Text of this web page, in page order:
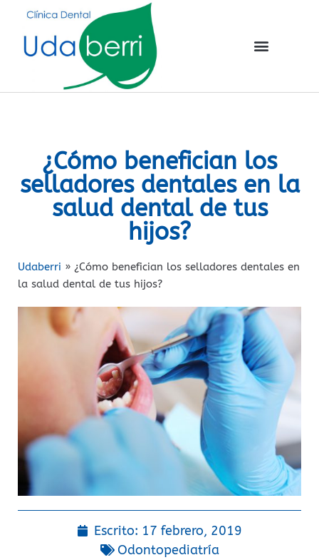
¿Cómo benefician los
selladores dentales en la
salud dental de tus
hijos?
Udaberri » ¿Cómo benefician los selladores dentales en
la salud dental de tus hijos?
Escrito: 17 febrero, 2019
Odontopediatría